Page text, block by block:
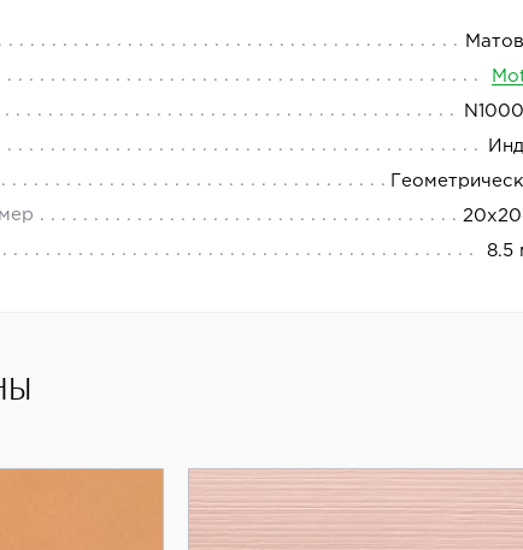
8.5
производителя Motto представляет керамогранит